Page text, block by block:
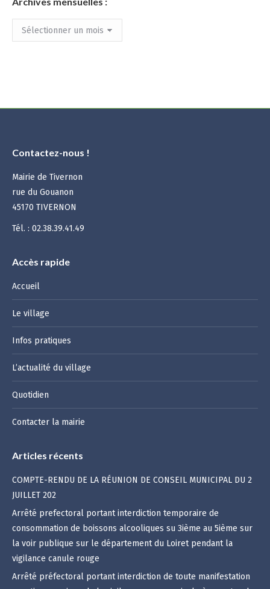
Archives
mensuelles
Contactez-nous !
Mairie de Tivernon
rue du Gouanon
45170 TIVERNON
Tél. : 02.38.39.41.49
Accès rapide
Accueil
Le village
Infos pratiques
L’actualité du village
Quotidien
Contacter la mairie
Articles récents
COMPTE-RENDU DE LA RÉUNION DE CONSEIL MUNICIPAL DU 2
JUILLET 202
Arrêté prefectoral portant interdiction temporaire de
consommation de boissons alcooliques su 3ième au 5ième sur
la voir publique sur le département du Loiret pendant la
vigilance canule rouge
Arrêté préfectoral portant interdiction de toute manifestation